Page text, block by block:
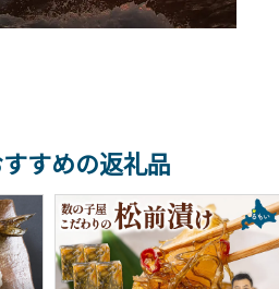
すめの返礼品